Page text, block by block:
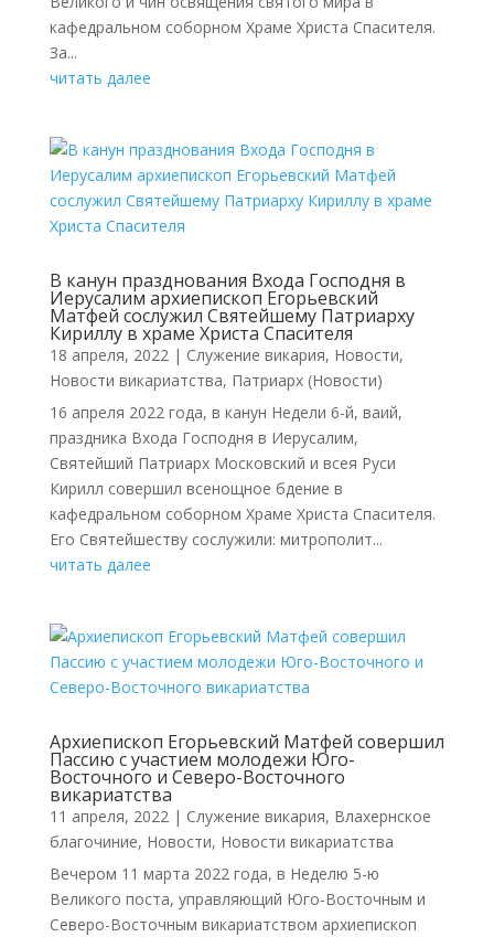
кафедральном соборном Храме Христа Спасителя.
За...
читать далее
В канун празднования Входа Господня в
Иерусалим архиепископ Егорьевский
Матфей сослужил Святейшему Патриарху
Кириллу в храме Христа Спасителя
18 апреля, 2022| Cлужение викария, Новости,
Новости викариатства, Патриарх (Новости)
16 апреля 2022 года, в канун Недели 6-й, ваий,
праздника Входа Господня в Иерусалим,
Святейший Патриарх Московский и всея Руси
Кирилл совершил всенощное бдение в
кафедральном соборном Храме Христа Спасителя.
Его Святейшеству сослужили: митрополит...
читать далее
Архиепископ Егорьевский Матфей совершил
Пассию с участием молодежи Юго-
Восточного и Северо-Восточного
викариатства
11 апреля, 2022| Cлужение викария, Влахернское
благочиние, Новости, Новости викариатства
Вечером 11 марта 2022 года, в Неделю 5-ю
Великого поста, управляющий Юго-Восточным и
Северо-Восточным викариатством архиепископ